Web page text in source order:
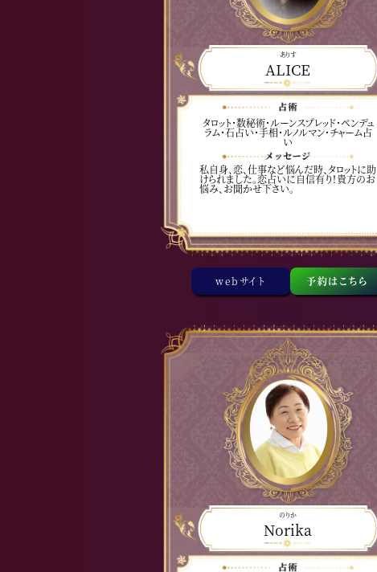
ありす
ALICE
タロット・数秘術・ルーンスプレッド・ペンデュ
ラム・石占い・手相・ルノルマン・チャーム占
い
私自身、恋、仕事など悩んだ時、タロットに助
けられました。恋占いに自信有り！貴方のお
悩み、お聞かせ下さい。
webサイト 予約はこちら
のりか
Norika